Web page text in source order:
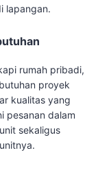
lapangan.
rumah pribadi,
proyek
kualitas yang
pesanan dalam
sekaligus